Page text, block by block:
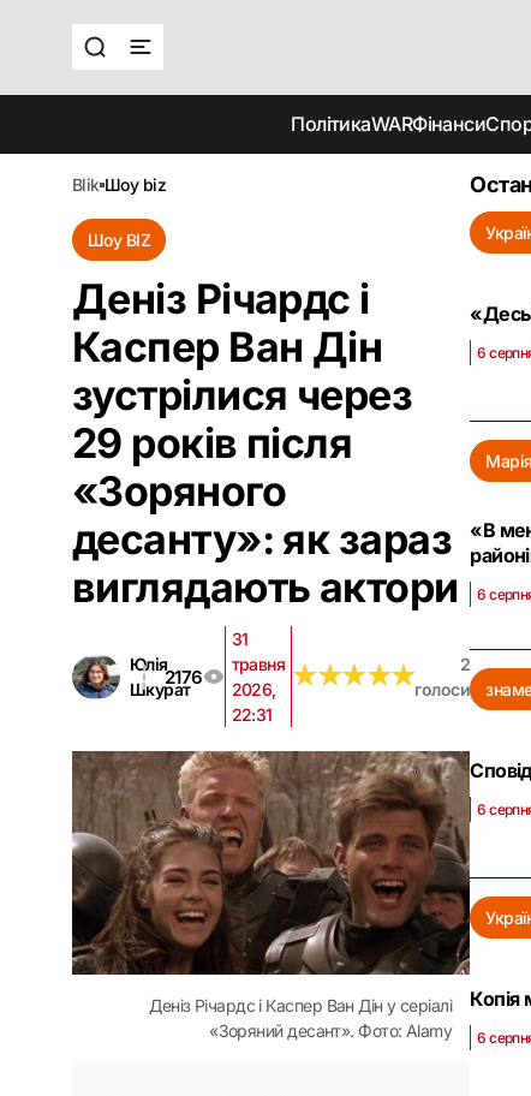
ПолітикаWARФінанси
blik шоу biz
Шоу BIZ
Деніз Річардс і
Каспер Ван Дін
зустрілися через
29 років після
«Зоряного
десанту»: як зараз
виглядають актори
Юлія
Шкурат
2176
31
травня
2026,
22:31
★★★★★
★★★★★
2
голоси
Деніз Річардс і Каспер Ван Дін у серіалі
«Зоряний десант». Фото: Alamy
«Десь
6
«В
6
6
Копія
6